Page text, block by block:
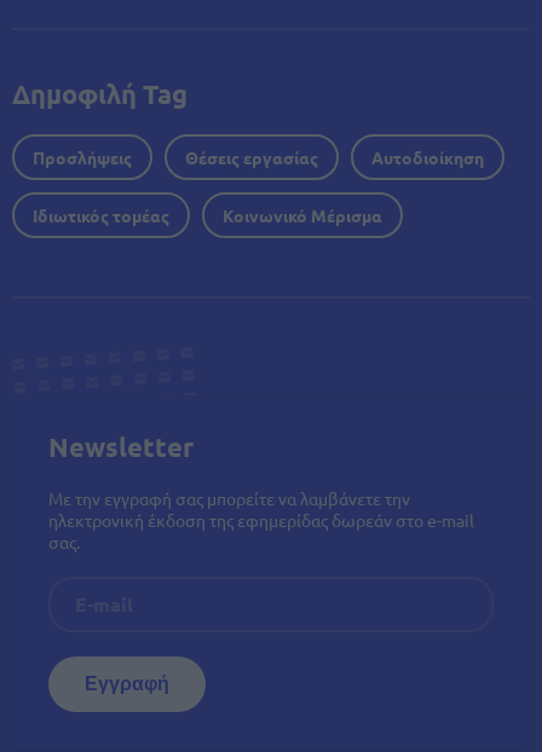
Δημοφιλή Tag
Προσλήψεις Θέσεις εργασίας Αυτοδιοίκηση
Ιδιωτικός τομέας Κοινωνικό Μέρισμα
Newsletter
Με την εγγραφή σας μπορείτε να λαμβάνετε την
ηλεκτρονική έκδοση της εφημερίδας δωρεάν στο e-mail
σας.